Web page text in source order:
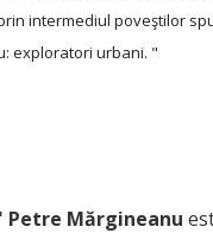
intermediul poveştilor
exploratori urbani. "
Petre Mărgineanu